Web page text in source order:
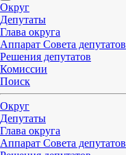
Округ
Депутаты
Глава округа
Аппарат Совета депутатов
Решения депутатов
Комиссии
Поиск
Округ
Депутаты
Глава округа
Аппарат Совета депутатов